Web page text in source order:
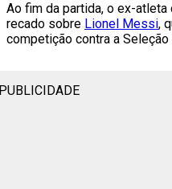
Ao fim da partida, o ex-atleta
recado sobre Lionel Messi,
competição contra a Seleção